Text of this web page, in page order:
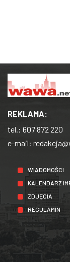
REKLAMA:
tel.: 607 872 220
e-mail:
WIADOMOŚCI
KALENDARZ
ZDJĘCIA
REGULAMIN